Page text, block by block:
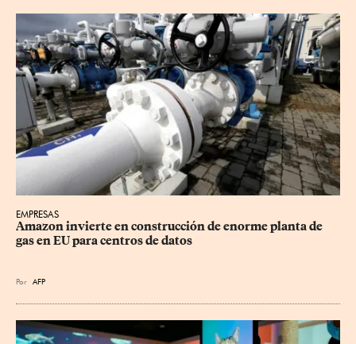
EMPRESAS
Amazon invierte en construcción de enorme planta de
gas en EU para centros de datos
Por AFP